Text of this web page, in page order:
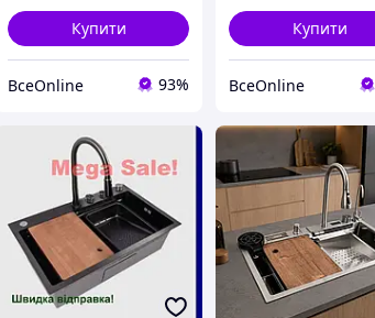
Купити
ВсеOnline 93%
Купити
ВсеOnline